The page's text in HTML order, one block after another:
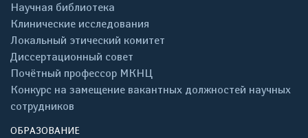
Научная библиотека
Клинические исследования
Локальный этический комитет
Диссертационный совет
Почётный профессор МКНЦ
Конкурс на замещение вакантных должностей научных
сотрудников
ОБРАЗОВАНИЕ